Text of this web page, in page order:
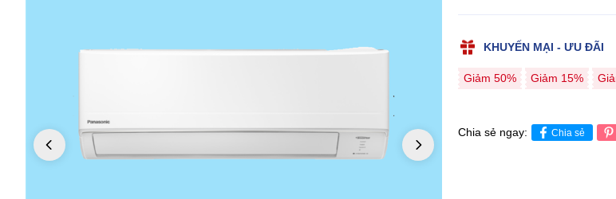
KHUYẾN MẠI - ƯU ĐÃI
Giảm 50% Giảm 15%
Chia sẻ ngay: Chia sẻ